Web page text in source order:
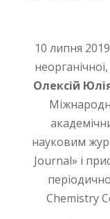
10 липня
Олексій
науковим
Journal» і
Chemistry